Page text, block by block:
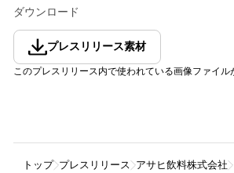
ダウンロード
プレスリリース素材
このプレスリリース内で使われている画像ファイ
トップ プレスリリース アサヒ飲料株式会社